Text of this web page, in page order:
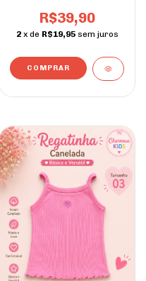
R$39,90
2 x de R$19,95 sem juros
COMPRAR